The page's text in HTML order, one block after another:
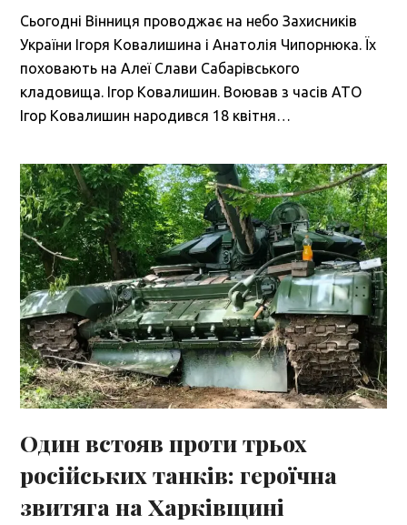
Сьогодні Вінниця проводжає на небо Захисників
України Ігоря Ковалишина і Анатолія Чипорнюка. Їх
поховають на Алеї Слави Сабарівського
кладовища. Ігор Ковалишин. Воював з часів АТО
Ігор Ковалишин народився 18 квітня…
Один встояв проти трьох
російських танків: героїчна
звитяга на Харківщині